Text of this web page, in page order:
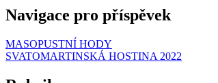
Navigace pro příspěvek
MASOPUSTNÍ HODY
SVATOMARTINSKÁ HOSTINA 2022